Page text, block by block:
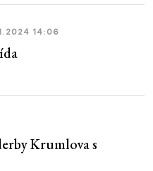
14:06
Krumlova s